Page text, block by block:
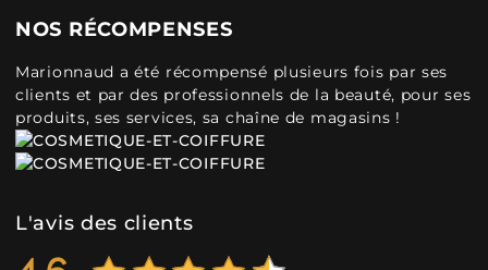
NOS RÉCOMPENSES
Marionnaud a été récompensé plusieurs fois par ses
clients et par des professionnels de la beauté, pour ses
produits, ses services, sa chaîne de magasins !
L'avis des clients